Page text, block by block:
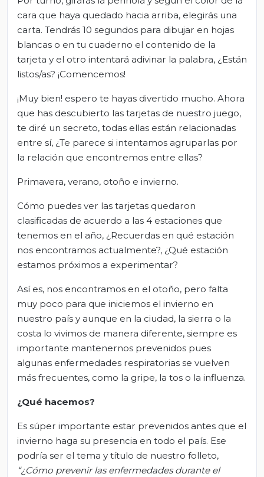
cara que haya quedado hacia arriba, elegirás una
carta. Tendrás 10 segundos para dibujar en hojas
blancas o en tu cuaderno el contenido de la
tarjeta y el otro intentará adivinar la palabra, ¿Están
listos/as? ¡Comencemos!
¡Muy bien! espero te hayas divertido mucho. Ahora
que has descubierto las tarjetas de nuestro juego,
te diré un secreto, todas ellas están relacionadas
entre sí, ¿Te parece si intentamos agruparlas por
la relación que encontremos entre ellas?
Primavera, verano, otoño e invierno.
Cómo puedes ver las tarjetas quedaron
clasificadas de acuerdo a las 4 estaciones que
tenemos en el año, ¿Recuerdas en qué estación
nos encontramos actualmente?, ¿Qué estación
estamos próximos a experimentar?
Así es, nos encontramos en el otoño, pero falta
muy poco para que iniciemos el invierno en
nuestro país y aunque en la ciudad, la sierra o la
costa lo vivimos de manera diferente, siempre es
importante mantenernos prevenidos pues
algunas enfermedades respiratorias se vuelven
más frecuentes, como la gripe, la tos o la influenza.
¿Qué hacemos?
Es súper importante estar prevenidos antes que el
invierno haga su presencia en todo el país. Ese
podría ser el tema y título de nuestro folleto,
“¿Cómo prevenir las enfermedades durante el